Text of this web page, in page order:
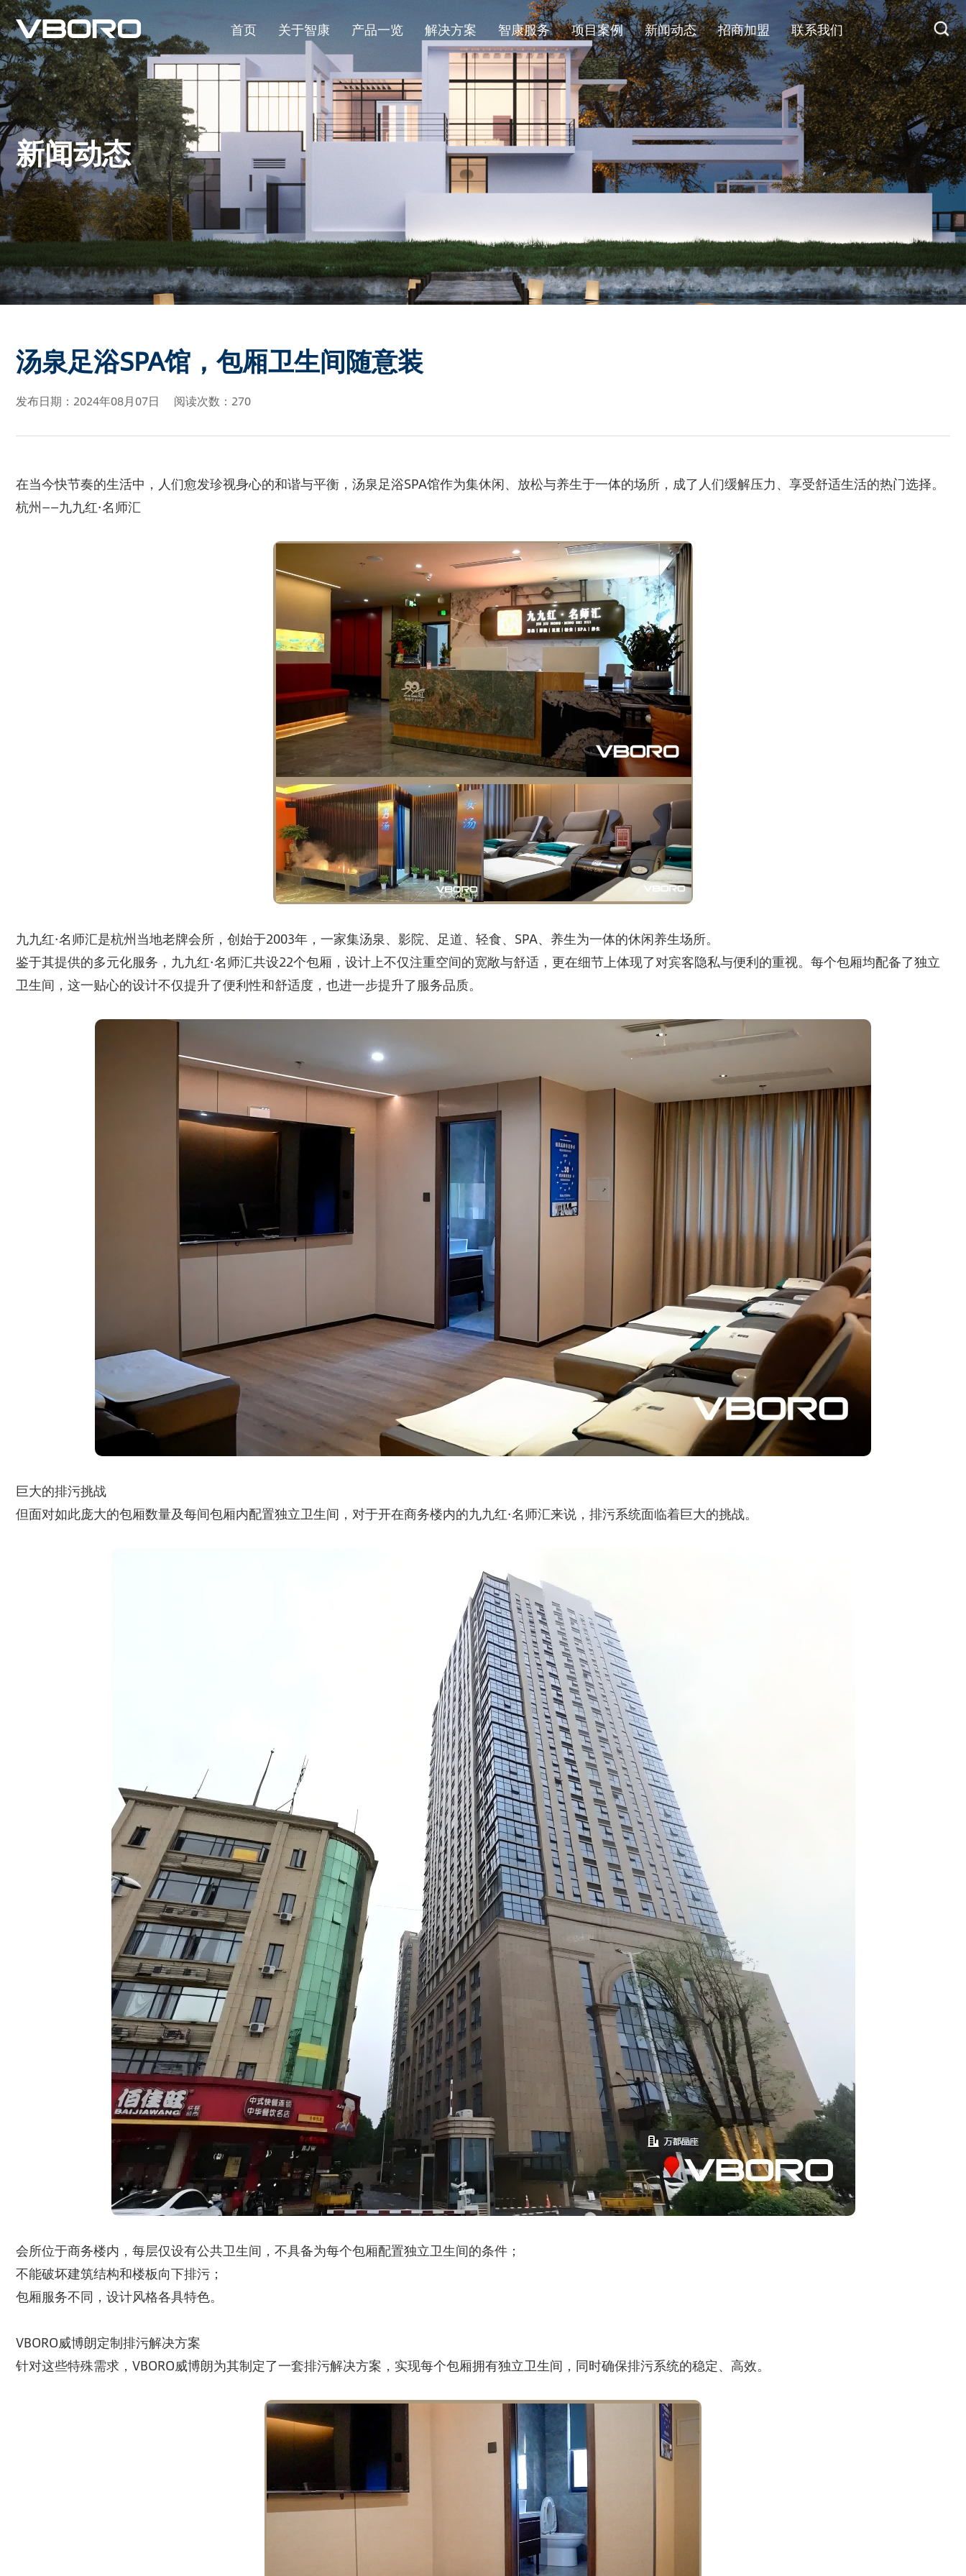
首页 关于智康 产品一览 解决方案 智康服务 项目案例 新闻动态 招商加盟 联系我们
新闻动态
NEWS
汤泉足浴SPA馆，包厢卫生间随意装
发布日期：2024年08月07日 阅读次数：270
在当今快节奏的生活中，人们愈发珍视身心的和谐与平衡，汤泉足浴SPA馆作为集休闲、放松与养生于一体的场所，成了人们缓解压力、享受舒适生活的热门选择。
杭州——九九红·名师汇
九九红·名师汇是杭州当地老牌会所，创始于2003年，一家集汤泉、影院、足道、轻食、SPA、养生为一体的休闲养生场所。
鉴于其提供的多元化服务，九九红·名师汇共设22个包厢，设计上不仅注重空间的宽敞与舒适，更在细节上体现了对宾客隐私与便利的重视。每个包厢均配备了独立
卫生间，这一贴心的设计不仅提升了便利性和舒适度，也进一步提升了服务品质。
巨大的排污挑战
但面对如此庞大的包厢数量及每间包厢内配置独立卫生间，对于开在商务楼内的九九红·名师汇来说，排污系统面临着巨大的挑战。
会所位于商务楼内，每层仅设有公共卫生间，不具备为每个包厢配置独立卫生间的条件；
不能破坏建筑结构和楼板向下排污；
包厢服务不同，设计风格各具特色。
VBORO威博朗定制排污解决方案
针对这些特殊需求，VBORO威博朗为其制定了一套排污解决方案，实现每个包厢拥有独立卫生间，同时确保排污系统的稳定、高效。